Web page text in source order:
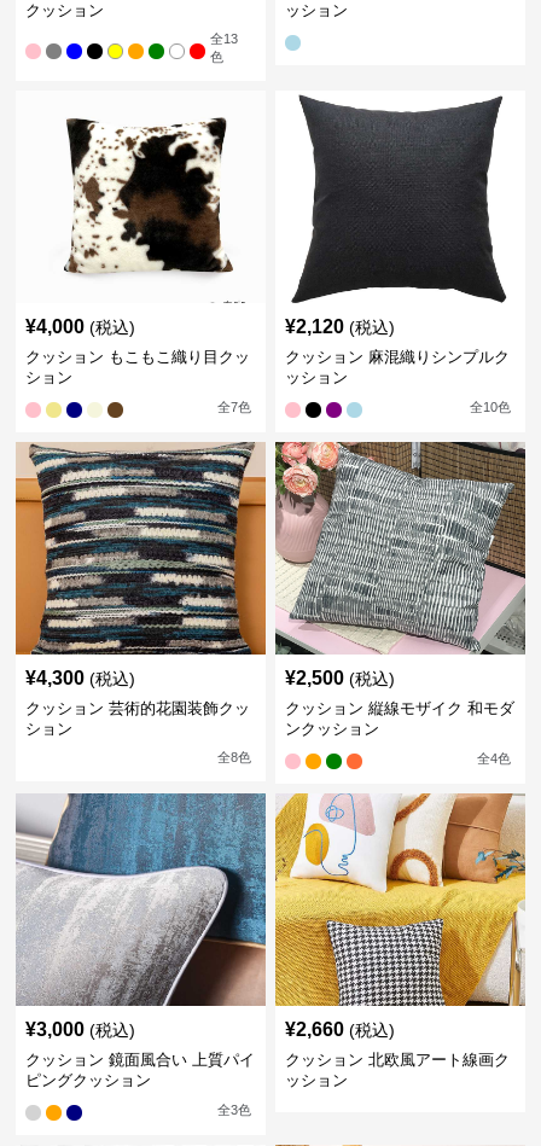
クッション
全13
色
ッション
¥4,000 (税込)
クッション もこもこ織り目クッ
ション
全7色
¥2,120 (税込)
クッション 麻混織りシンプルク
ッション
全10色
¥4,300 (税込)
クッション 芸術的花園装飾クッ
ション
全8色
¥2,500 (税込)
クッション 縦線モザイク 和モダ
ンクッション
全4色
¥3,000 (税込)
クッション 鏡面風合い 上質パイ
ピングクッション
全3色
¥2,660 (税込)
クッション 北欧風アート線画ク
ッション